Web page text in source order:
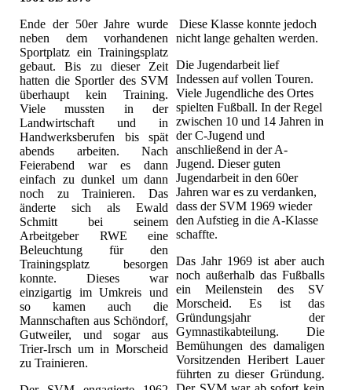
Ende der 50er Jahre wurde
neben dem vorhandenen
Sportplatz ein Trainingsplatz
gebaut. Bis zu dieser Zeit
hatten die Sportler des SVM
überhaupt kein Training.
Viele mussten in der
Landwirtschaft und in
Handwerksberufen bis spät
abends arbeiten. Nach
Feierabend war es dann
einfach zu dunkel um dann
noch zu Trainieren. Das
änderte sich als Ewald
Schmitt bei seinem
Arbeitgeber RWE eine
Beleuchtung für den
Trainingsplatz besorgen
konnte. Dieses war
einzigartig im Umkreis und
so kamen auch die
Mannschaften aus Schöndorf,
Gutweiler, und sogar aus
Trier-Irsch um in Morscheid
zu Trainieren.
Diese Klasse konnte jedoch
nicht lange gehalten werden.
Die Jugendarbeit lief
Indessen auf vollen Touren.
Viele Jugendliche des Ortes
spielten Fußball. In der Regel
zwischen 10 und 14 Jahren in
der C-Jugend und
anschließend in der A-
Jugend. Dieser guten
Jugendarbeit in den 60er
Jahren war es zu verdanken,
dass der SVM 1969 wieder
den Aufstieg in die A-Klasse
schaffte.
Das Jahr 1969 ist aber auch
noch außerhalb das Fußballs
ein Meilenstein des SV
Morscheid. Es ist das
Gründungsjahr der
Gymnastikabteilung. Die
Bemühungen des damaligen
Vorsitzenden Heribert Lauer
führten zu dieser Gründung.